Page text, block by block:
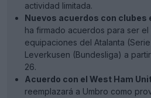
actividad limitada.
Nuevos acuerdos con clubes
ha firmado acuerdos para ser
equipaciones del Atalanta
Leverkusen (Bundesliga) a
26.
Acuerdo con el West Ham
reemplazará a Umbro como